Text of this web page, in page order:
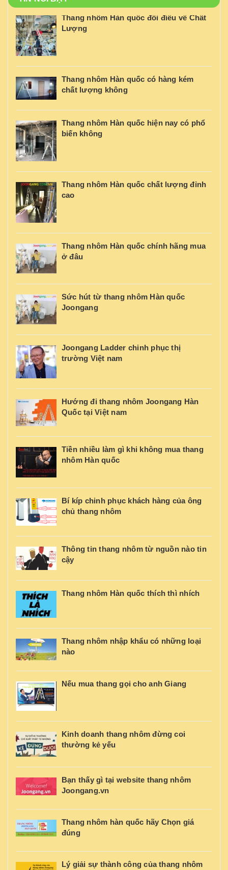
Thang nhôm Hàn quốc đôi điều về Chất
Lượng
Thang nhôm Hàn quốc có hàng kém
chất lượng không
Thang nhôm Hàn quốc hiện nay có phổ
biến không
Thang nhôm Hàn quốc chất lượng đỉnh
cao
Thang nhôm Hàn quốc chính hãng mua
ở đâu
Sức hút từ thang nhôm Hàn quốc
Joongang
Joongang Ladder chinh phục thị
trường Việt nam
Hướng đi thang nhôm Joongang Hàn
Quốc tại Việt nam
Tiền nhiều làm gì khi không mua thang
nhôm Hàn quốc
Bí kíp chinh phục khách hàng của ông
chủ thang nhôm
Thông tin thang nhôm từ nguồn nào tin
cậy
Thang nhôm Hàn quốc thích thì nhích
Thang nhôm nhập khẩu có những loại
nào
Nếu mua thang gọi cho anh Giang
Kinh doanh thang nhôm đừng coi
thường kẻ yếu
Bạn thấy gì tại website thang nhôm
Joongang.vn
Thang nhôm hàn quốc hãy Chọn giá
đúng
Lý giải sự thành công của thang nhôm